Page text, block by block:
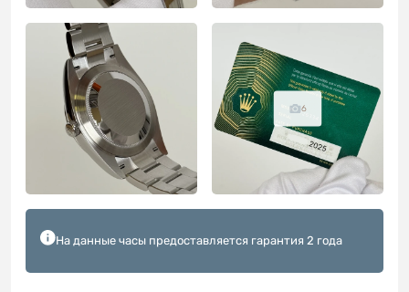
6
На данные часы предоставляется гарантия 2 года